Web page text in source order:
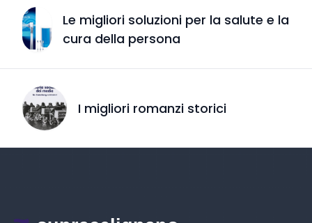
Le migliori soluzioni per la salute e la
cura della persona
I migliori romanzi storici